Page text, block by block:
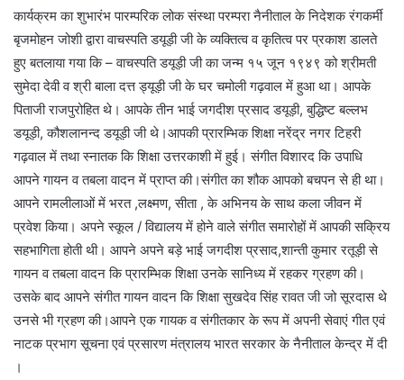
कार्यक्रम का शुभारंभ पारम्परिक लोक संस्था परम्परा नैनीताल के निदेशक रंगकर्मी
बृजमोहन जोशी द्वारा वाचस्पति डयूड़ी जी के व्यक्तित्व व कृतित्व पर प्रकाश डालते
हुए बतलाया गया कि – वाचस्पति डयूड़ी जी का जन्म १५ जून १९४९ को श्रीमती
सुमेदा देवी व श्री बाला दत्त ड्यूड़ी जी के घर चमोली गढ़वाल में हुआ था। आपके
पिताजी राजपुरोहित थे। आपके तीन भाई जगदीश प्रसाद डयूड़ी, बुद्धिष्ट बल्लभ
डयूड़ी, कौशलानन्द डयूड़ी जी थे।आपकी प्रारम्भिक शिक्षा नरेंद्र नगर टिहरी
गढ़वाल में तथा स्नातक कि शिक्षा उत्तरकाशी में हुई। संगीत विशारद कि उपाधि
आपने गायन व तबला वादन में प्राप्त की।संगीत का शौक आपको बचपन से ही था।
आपने रामलीलाओं में भरत ,लक्ष्मण, सीता , के अभिनय के साथ कला जीवन में
प्रवेश किया। अपने स्कूल / विद्यालय में होने वाले संगीत समारोहों में आपकी सक्रिय
सहभागिता होती थी। आपने अपने बड़े भाई जगदीश प्रसाद,शान्ती कुमार रतूड़ी से
गायन व तबला वादन कि प्रारम्भिक शिक्षा उनके सानिध्य में रहकर ग्रहण की।
उसके बाद आपने संगीत गायन वादन कि शिक्षा सुखदेव सिंह रावत जी जो सूरदास थे
उनसे भी ग्रहण की।आपने एक गायक व संगीतकार के रूप में अपनी सेवाएं गीत एवं
नाटक प्रभाग सूचना एवं प्रसारण मंत्रालय भारत सरकार के नैनीताल केन्द्र में दी
।